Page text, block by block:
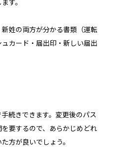
す。
姓の両方が分かる書類（運転
カード・届出印・新しい届出
続きできます。変更後のパス
要するので、あらかじめどれ
方が良いでしょう。